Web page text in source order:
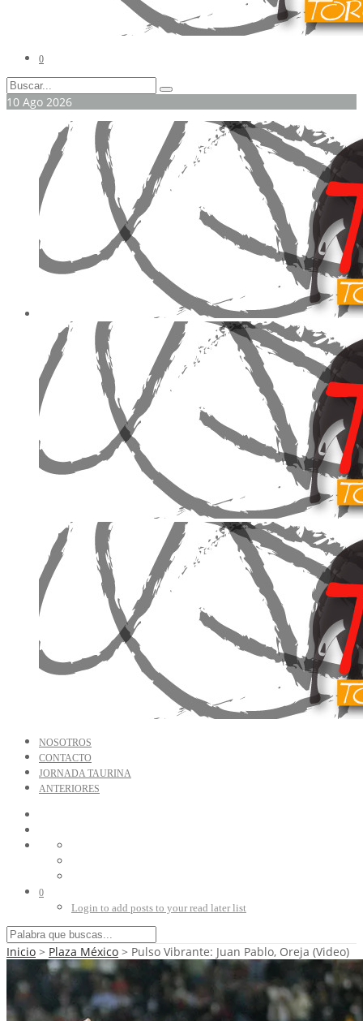
0
10 Ago 2026
NOSOTROS
CONTACTO
JORNADA TAURINA
ANTERIORES
0
Login to add posts to your read later list
Inicio > Plaza México > Pulso Vibrante: Juan Pablo, Oreja (Video)